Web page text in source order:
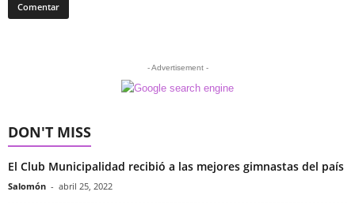
- Advertisement -
DON'T MISS
El Club Municipalidad recibió a las mejores gimnastas del país
Salomón - abril 25, 2022